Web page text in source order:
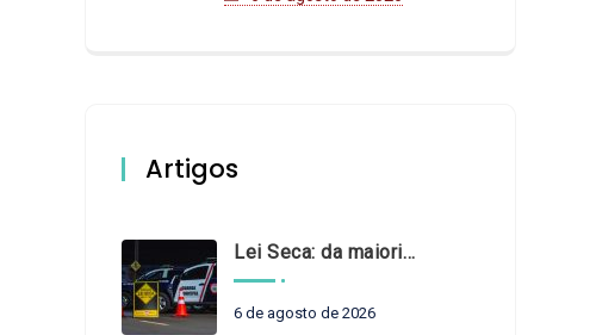
Artigos
Lei Seca: da maioridade à maturidade
6 de agosto de 2026